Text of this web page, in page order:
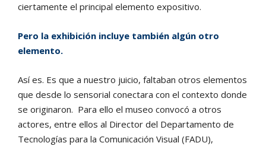
ciertamente el principal elemento expositivo.
Pero la exhibición incluye también algún otro
elemento.
Así es. Es que a nuestro juicio, faltaban otros elementos
que desde lo sensorial conectara con el contexto donde
se originaron. Para ello el museo convocó a otros
actores, entre ellos al Director del Departamento de
Tecnologías para la Comunicación Visual (FADU),